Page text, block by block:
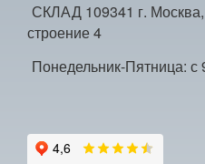
СКЛАД 109341 г.
строение 4
Понедельник-Пятница: с